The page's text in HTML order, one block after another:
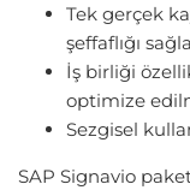
Tek gerçek
şeffaflığı
İş birliği
optimize
Sezgisel
SAP Signavio